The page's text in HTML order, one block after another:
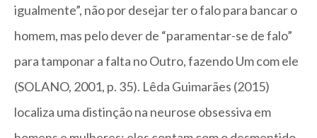
igualmente”, não por desejar ter o falo para bancar o
homem, mas pelo dever de “paramentar-se de falo”
para tamponar a falta no Outro, fazendo Um com ele
(SOLANO, 2001, p. 35). Lêda Guimarães (2015)
localiza uma distinção na neurose obsessiva em